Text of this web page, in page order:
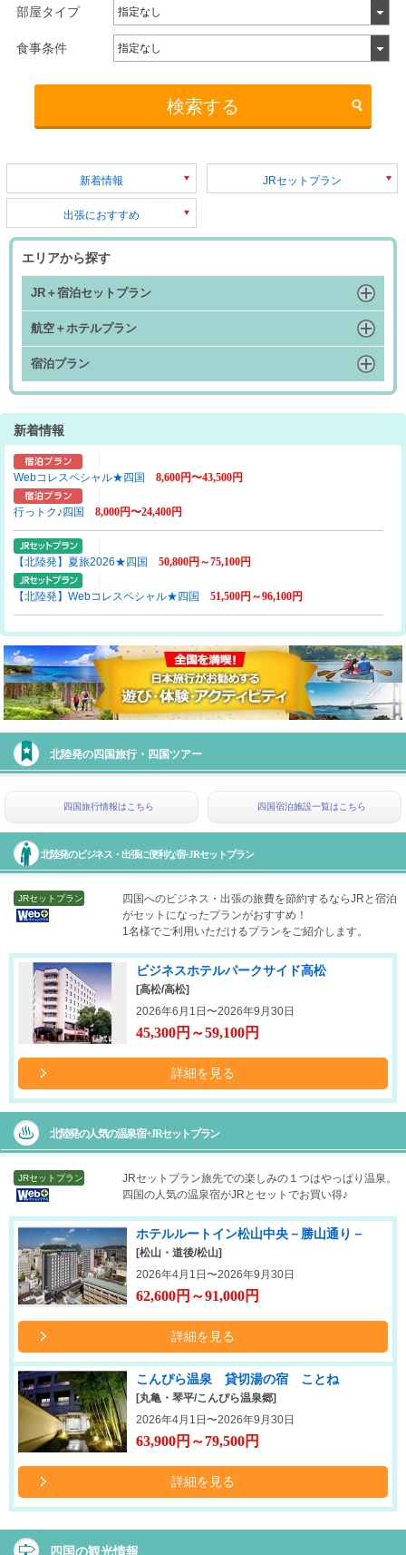
部屋タイプ
食事条件
検索する
新着情報 JRセットプラン
出張におすすめ
エリアから探す
JR＋宿泊セットプラン
航空＋ホテルプラン
宿泊プラン
新着情報
Webコレスペシャル★四国 8,600円〜43,500円
行っトク♪四国 8,000円〜24,400円
【北陸発】夏旅2026★四国 50,800円～75,100円
【北陸発】Webコレスペシャル★四国 51,500円～96,100円
北陸発の四国旅行・四国ツアー
四国旅行情報はこちら 四国宿泊施設一覧はこちら
北陸発のビジネス・出張に便利な宿+JRセットプラン
JRセットプラン
四国へのビジネス・出張の旅費を節約するならJRと宿泊
がセットになったプランがおすすめ！
1名様でご利用いただけるプランをご紹介します。
ビジネスホテルパークサイド高松
[高松/高松]
2026年6月1日〜2026年9月30日
45,300円～59,100円
詳細を見る
北陸発の人気の温泉宿+JRセットプラン
JRセットプラン JRセットプラン旅先での楽しみの１つはやっぱり温泉。
四国の人気の温泉宿がJRとセットでお買い得♪
ホテルルートイン松山中央－勝山通り－
[松山・道後/松山]
2026年4月1日〜2026年9月30日
62,600円～91,000円
詳細を見る
こんぴら温泉 貸切湯の宿 ことね
[丸亀・琴平/こんぴら温泉郷]
2026年4月1日〜2026年9月30日
63,900円～79,500円
詳細を見る
四国の観光情報